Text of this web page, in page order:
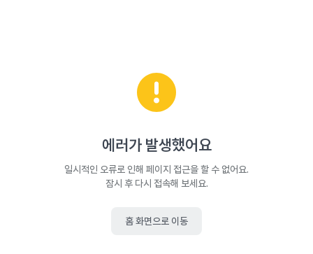
에러가 발생했어요
일시적인 오류로 인해 페이지 접근을 할 수 없어요.
잠시 후 다시 접속해 보세요.
홈 화면으로 이동